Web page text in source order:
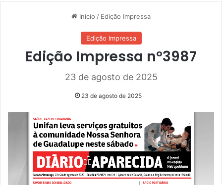
Início / Edição Impressa
Edição Impressa
Edição Impressa nº3987
23 de agosto de 2025
23 de agosto de 2025